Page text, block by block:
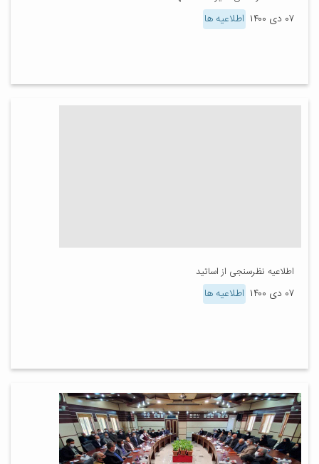
۰۷ دی ۱۴۰۰ اطلاعیه ها
اطلاعیه نظرسنجی از اساتید
۰۷ دی ۱۴۰۰ اطلاعیه ها